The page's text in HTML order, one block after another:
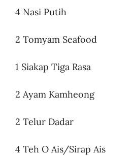
4 Nasi Putih
2 Tomyam Seafood
1 Siakap Tiga Rasa
2 Ayam Kamheong
2 Telur Dadar
4 Teh O Ais/Sirap Ais